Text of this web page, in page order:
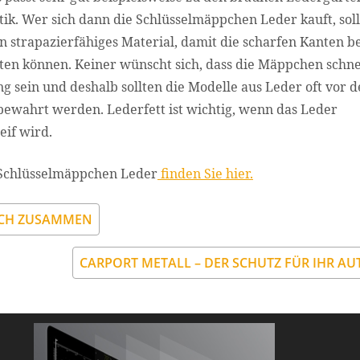
Wer sich dann die Schlüsselmäppchen Leder kauft,
strapazierfähiges Material, damit die scharfen Kanten
können. Keiner wünscht sich, dass die Mäppchen
sein und deshalb sollten die Modelle aus Leder oft vor
werden. Lederfett ist wichtig, wenn das Leder
wird.
Lederfinden Sie hier.
ZUSAMMEN
CARPORT METALL – DER SCHUTZ FÜR IHR